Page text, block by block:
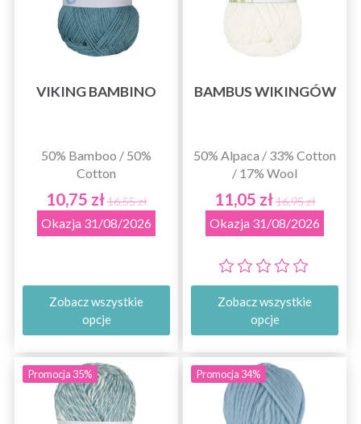
VIKING BAMBINO
50% Bamboo / 50%
Cotton
10,75 zł16,55 zł
Okazja 31/08/2026
Zobacz wszystkie
opcje
BAMBUS WIKINGÓW
50% Alpaca / 33% Cotton
/ 17% Wool
11,05 zł16,95 zł
Okazja 31/08/2026
Zobacz wszystkie
opcje
Promocja 35% Promocja 34%